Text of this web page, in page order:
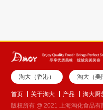
淘大（香港） 淘大（美
首页 关于淘大 产品 淘大厨
版权所有 @ 2021 上海淘化食品有